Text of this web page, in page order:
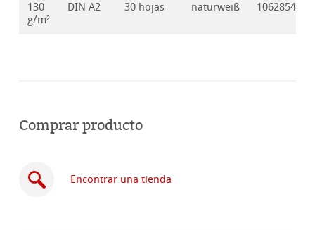
130
g/m²
DIN A2 30 hojas naturweiß 10628547
Comprar producto
Encontrar una tienda